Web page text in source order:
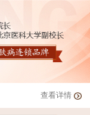
查看详情